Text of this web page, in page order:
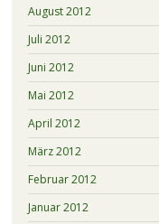
August 2012
Juli 2012
Juni 2012
Mai 2012
April 2012
März 2012
Februar 2012
Januar 2012